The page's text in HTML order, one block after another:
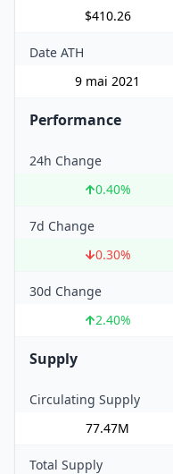
$410.26
Date ATH
9 mai 2021
Performance
24h Change
0.40%
7d Change
0.30%
30d Change
2.40%
Supply
Circulating Supply
77.47M
Total Supply